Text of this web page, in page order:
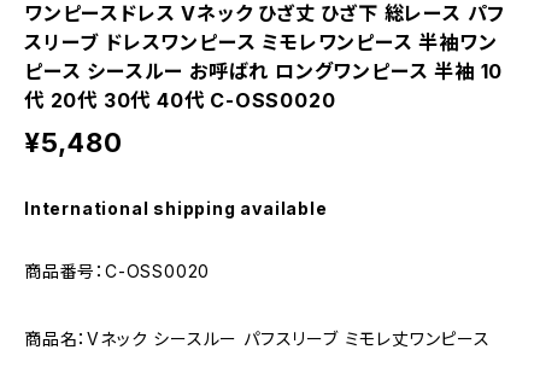
ワンピースドレス Vネック ひざ丈 ひざ下 総レース パフ
スリーブ ドレスワンピース ミモレワンピース 半袖ワン
ピース シースルー お呼ばれ ロングワンピース 半袖 10
代 20代 30代 40代 C-OSS0020
¥5,480
International shipping available
商品番号：C-OSS0020
商品名：Vネック シースルー パフスリーブ ミモレ丈ワンピース